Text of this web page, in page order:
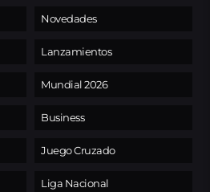
Novedades
Lanzamientos
Mundial 2026
Business
Juego Cruzado
Liga Nacional